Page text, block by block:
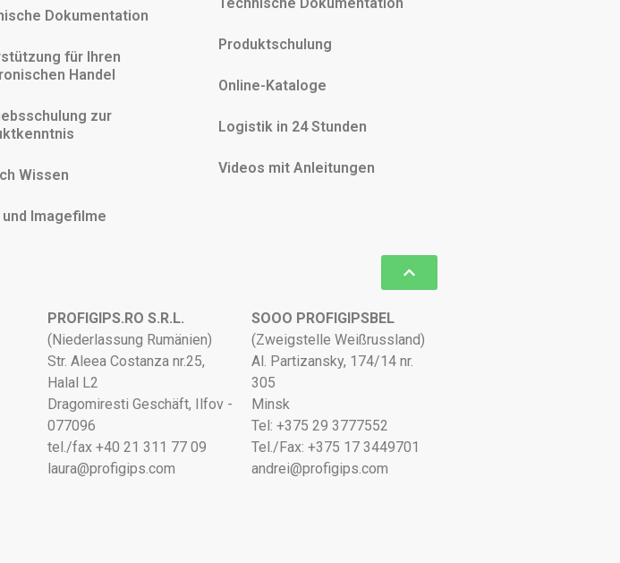
Dokumentation
für Ihren
Handel
zur
Wissen
Imagefilme
Produktschulung
Online-Kataloge
Logistik in 24 Stunden
Videos mit Anleitungen
PROFIGIPS.RO S.R.L.
(Niederlassung Rumänien)
Str. Aleea Costanza nr.25,
Halal L2
Dragomiresti Geschäft, Ilfov -
077096
tel./fax +40 21 311 77 09
laura@profigips.com
SOOO PROFIGIPSBEL
(Zweigstelle Weißrussland)
Al. Partizansky, 174/14 nr.
305
Minsk
Tel: +375 29 3777552
Tel./Fax: +375 17 3449701
andrei@profigips.com